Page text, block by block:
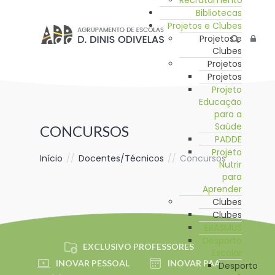
Bibliotecas
Projetos e Clubes
Projetos e
Clubes
Projetos
Projetos
Projeto
Educação
para a
Saúde
PADDE
Projeto
Nutrir
para
Aprender
Clubes
Clubes
ERASMUS
Desporto
Escolar
Desporto
CONCURSOS
Início // Docentes/Técnicos // Concursos
EXCLUSIVO PROFESSORES
INOVAR PESSOAL
INOVAR PAA